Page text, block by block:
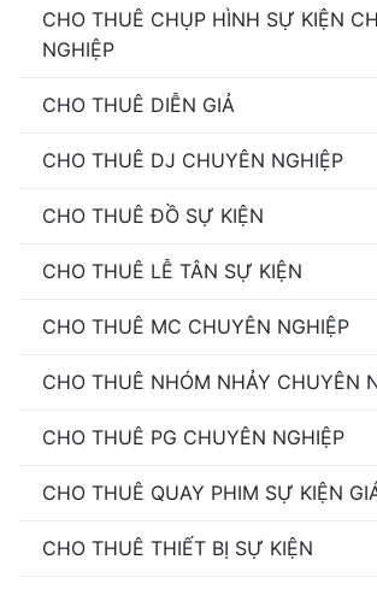
CHO THUÊ CHỤP HÌNH SỰ KIỆN
NGHIỆP
CHO THUÊ DIỄN GIẢ
CHO THUÊ DJ CHUYÊN NGHIỆP
CHO THUÊ ĐỒ SỰ KIỆN
CHO THUÊ LỄ TÂN SỰ KIỆN
CHO THUÊ MC CHUYÊN NGHIỆP
CHO THUÊ NHÓM NHẢY CHUYÊN
CHO THUÊ PG CHUYÊN NGHIỆP
CHO THUÊ QUAY PHIM SỰ KIỆN
CHO THUÊ THIẾT BỊ SỰ KIỆN